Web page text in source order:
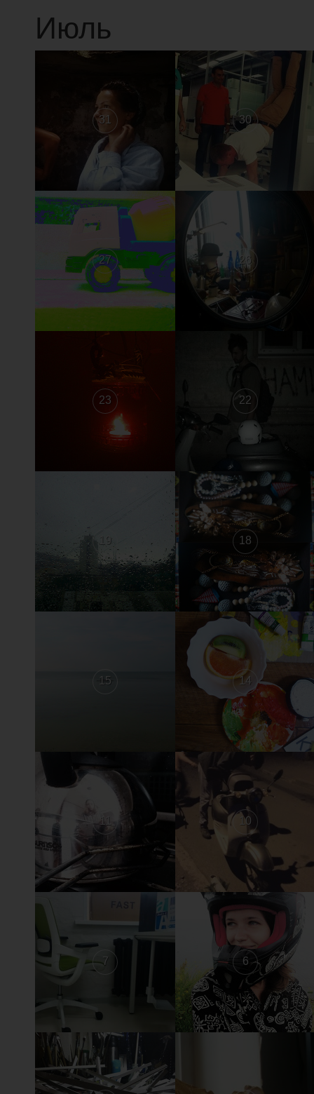
Июль
31 30
27 26
23 22
19 18
15 14
11 10
7 6